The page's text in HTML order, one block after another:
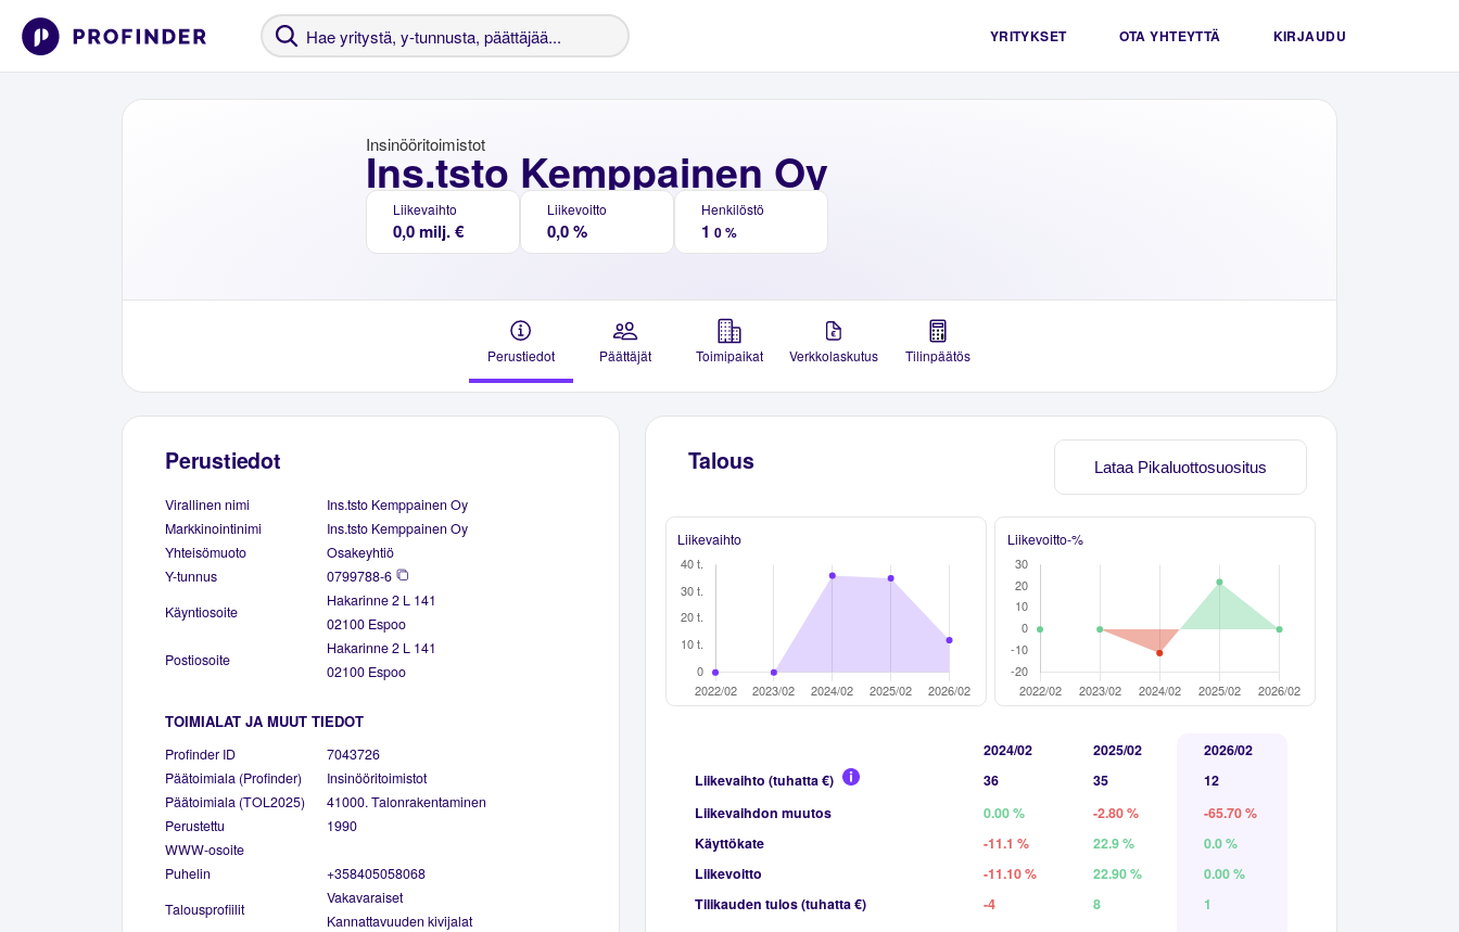
YRITYKSET OTA YHTEYTTÄ KIRJAUDU
Ins.tsto Kemppainen Oy
Insinööritoimistot
Liikevaihto
0,0 milj. €
Liikevoitto
0,0 %
Henkilöstö
1 0 %
Perustiedot Päättäjät Toimipaikat Verkkolaskutus Tilinpäätös
Perustiedot
Virallinen nimi
Ins.tsto Kemppainen Oy
Markkinointinimi
Ins.tsto Kemppainen Oy
Yhteisömuoto
Osakeyhtiö
Y-tunnus
0799788-6
Käyntiosoite
Hakarinne 2 L 141
02100 Espoo
Postiosoite
Hakarinne 2 L 141
02100 Espoo
TOIMIALAT JA MUUT TIEDOT
Profinder ID
7043726
Päätoimiala (Profinder)
Insinööritoimistot
Päätoimiala (TOL2025)
41000. Talonrakentaminen
Perustettu
1990
WWW-osoite
Puhelin
+358405058068
Talousprofiilit
Vakavaraiset
Kannattavuuden kivijalat
Lataa Pikaluottosuositus
Talous
Liikevaihto Liikevoitto-%
2024/02 2025/02
2026/02
Liikevaihto (tuhatta €)
36 35
12
Liikevaihdon muutos
0.00 % -2.80 %
-65.70 %
Käyttökate
-11.1 % 22.9 %
0.0 %
Liikevoitto
-11.10 % 22.90 %
0.00 %
Tilikauden tulos (tuhatta €)
-4 8 1